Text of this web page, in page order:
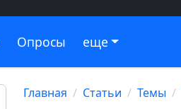
Опросы еще
Главная Статьи Темы